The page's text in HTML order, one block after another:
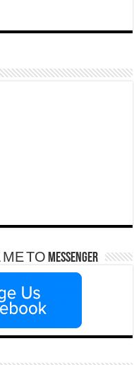
ΤΟ Messenger